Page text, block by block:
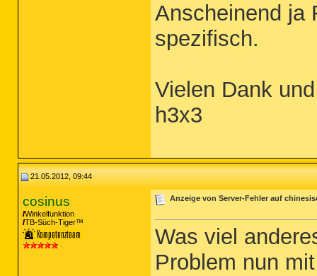
Anscheinend ja
spezifisch.
Vielen Dank
h3x3
21.05.2012, 09:44
cosinus
Winkelfunktion
TB-Süch-Tiger™
Anzeige von Server-Fehler auf
Was viel
Problem nun